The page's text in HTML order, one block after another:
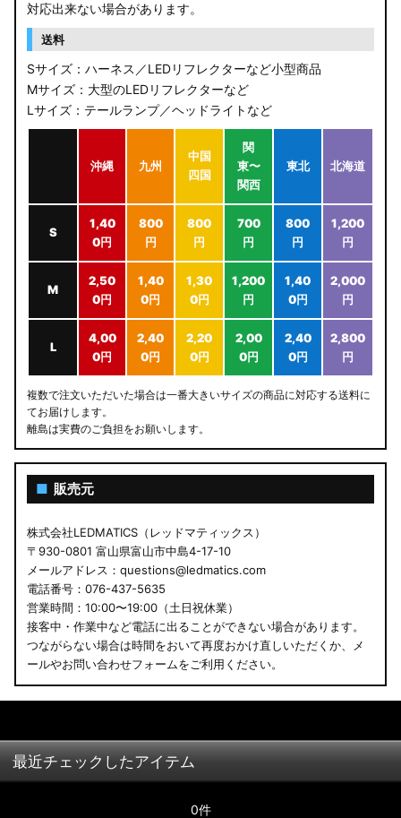
対応出来ない場合があります。
送料
Sサイズ：ハーネス／LEDリフレクターなど小型商品
Mサイズ：大型のLEDリフレクターなど
Lサイズ：テールランプ／ヘッドライトなど
沖縄 九州
中国
四国
関
東〜
関西
東北 北海道
S
1,40
0円
800
円
800
円
700
円
800
円
1,200
円
M
2,50
0円
1,40
0円
1,30
0円
1,200
円
1,40
0円
2,000
円
L
4,00
0円
2,40
0円
2,20
0円
2,00
0円
2,40
0円
2,800
円
複数で注文いただいた場合は一番大きいサイズの商品に対応する送料に
てお届けします。
離島は実費のご負担をお願いします。
■ 販売元
株式会社LEDMATICS（レッドマティックス）
〒930-0801 富山県富山市中島4-17-10
メールアドレス：questions@ledmatics.com
電話番号：076-437-5635
営業時間：10:00〜19:00（土日祝休業）
接客中・作業中など電話に出ることができない場合があります。
つながらない場合は時間をおいて再度おかけ直しいただくか、メ
ールやお問い合わせフォームをご利用ください。
最近チェックしたアイテム
0件